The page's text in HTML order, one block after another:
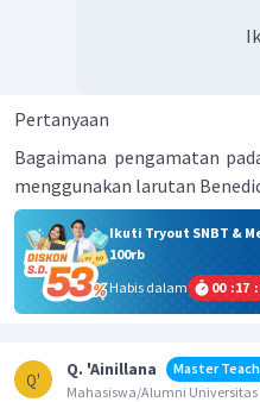
Pertanyaan
Bagaimana pengamatan
menggunakan larutan
Ikuti Tryout SNBT &
100rb
Habis dalam
00 :17 :
Q'
Q. 'Ainillana
Master
Mahasiswa/Alumni Universitas